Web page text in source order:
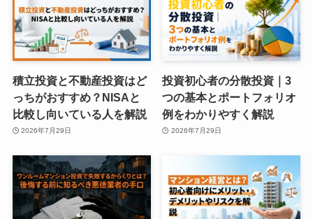
積立投資と不動産投資はど
っちがおすすめ？NISAと
比較し向いている人を解説
2026年7月29日
投資初心者の分散投資｜3
つの基本とポートフォリオ
例をわかりやすく解説
2026年7月29日